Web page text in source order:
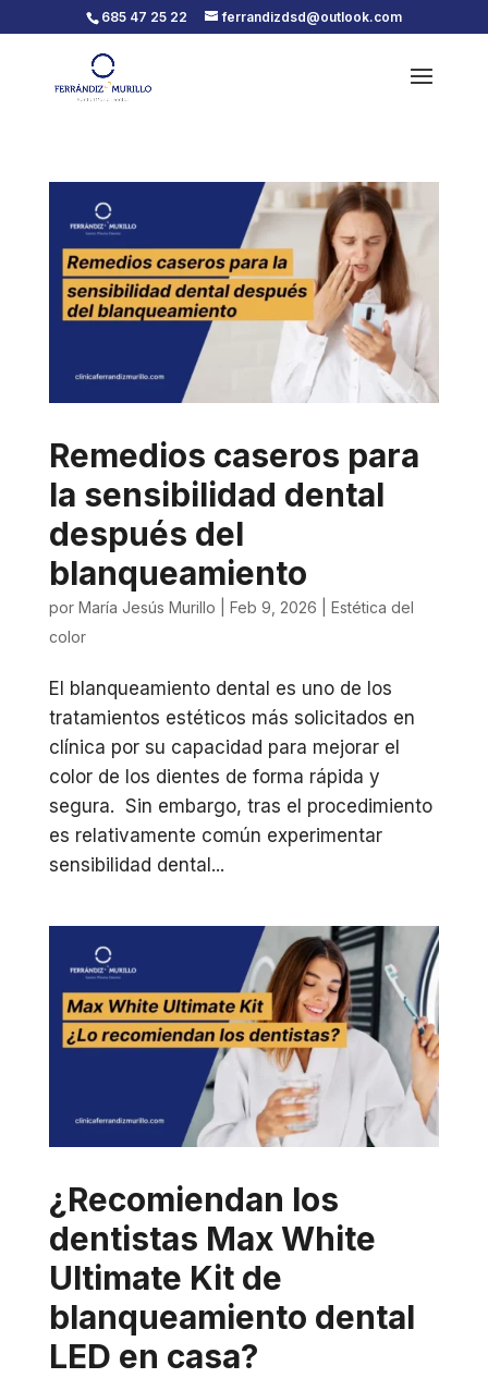
685 47 25 22 ferrandizdsd@outlook.com
Remedios caseros para
la sensibilidad dental
después del
blanqueamiento
por María Jesús Murillo Feb 9, 2026
Estética del
color
El blanqueamiento dental es uno de los
tratamientos estéticos más solicitados en
clínica por su capacidad para mejorar el
color de los dientes de forma rápida y
segura. Sin embargo, tras el procedimiento
es relativamente común experimentar
sensibilidad dental...
¿Recomiendan los
dentistas Max White
Ultimate Kit de
blanqueamiento dental
LED en casa?